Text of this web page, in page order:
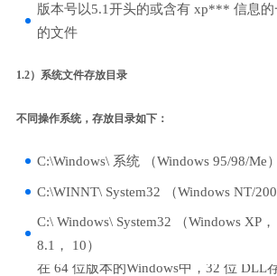
版本号以5.1开头的或含有 xp*** 信息的
的文件
1.2）系统文件存放目录
不同操作系统，存放目录如下：
C:\Windows\ 系统 （Windows 95/98/Me）
C:\WINNT\ System32 （Windows NT/
C:\ Windows\ System32 （Windows XP，
8.1， 10）
在 64 位版本的Windows中，32 位 DLL